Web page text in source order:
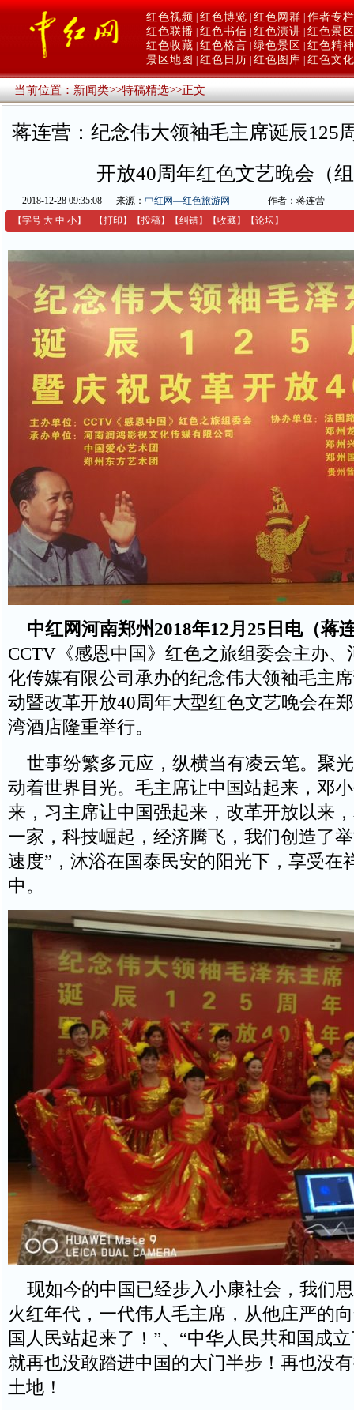
红色视频 红色博览 红色网群 作者专栏
红色联播 红色书信 红色演讲 红色景区
红色收藏 红色格言 绿色景区
红色精神
景区地图
红色日历 红色图库 红色文化
当前位置：新闻类>>特稿精选>>正文
蒋连营：纪念伟大领袖毛主席诞辰125
开放40周年红色文艺晚会（
2018-12-28 09:35:08 来源： 中红网—红色旅游网
作者：蒋连营
【字号 大 中 小】 【打印 】 【投稿】 【纠错】 【收藏】 【论坛】
中红网河南郑州2018年12月25日电（蒋
CCTV《感恩中国》红色之旅组委会主办、
化传媒有限公司承办的纪念伟大领袖毛主
动暨改革开放40周年大型红色文艺晚会在
湾酒店隆重举行。
世事纷繁多元应，纵横当有凌云笔。聚
动着世界目光。毛主席让中国站起来，邓
来，习主席让中国强起来，改革开放以来
一家，科技崛起，经济腾飞，我们创造了
速度”，沐浴在国泰民安的阳光下，享受在
中。
现如今的中国已经步入小康社会，我们
火红年代，一代伟人毛主席，从他庄严的
国人民站起来了！”、“中华人民共和国成
就再也没敢踏进中国的大门半步！再也没
土地！